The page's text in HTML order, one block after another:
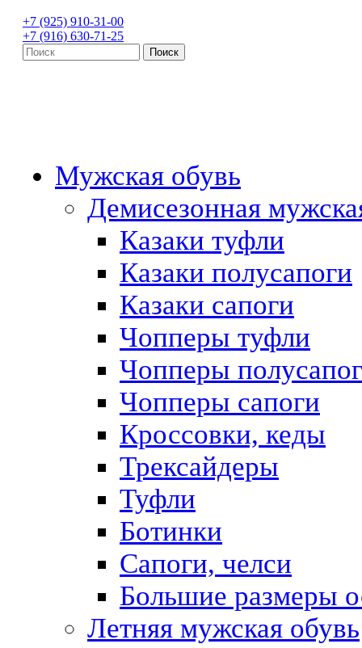
+7 (925) 910-31-00
+7 (916) 630-71-25
Мужская обувь
Демисезонная
Казаки туфли
Казаки полусапоги
Казаки сапоги
Чопперы туфли
Чопперы
Чопперы сапоги
Кроссовки, кеды
Трексайдеры
Туфли
Ботинки
Сапоги, челси
Большие размеры
Летняя мужская обувь